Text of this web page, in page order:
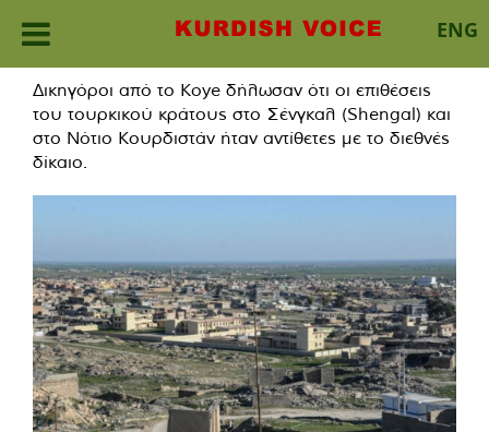
ENG
content
Δικηγόροι από το Koye δήλωσαν ότι οι επιθέσεις
του τουρκικού κράτους στο Σένγκαλ (Shengal) και
στο Νότιο Κουρδιστάν ήταν αντίθετες με το διεθνές
δίκαιο.